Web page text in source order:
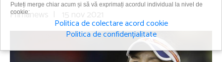
Primanews | 15 nov 2021
Puteți merge chiar acum și să vă exprimați acordul individual la nivel de
cookie:
Politica de colectare acord cookie
Politica de confidențialitate